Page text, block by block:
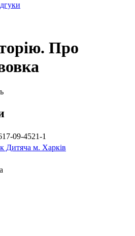
Про
09-4521-1
Дитяча м. Харків